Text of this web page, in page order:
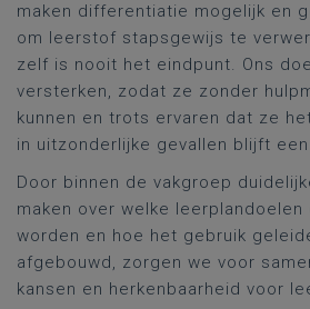
maken differentiatie mogelijk en
om leerstof stapsgewijs te
zelf is nooit het eindpunt. Ons
versterken, zodat ze zonder
kunnen en trots ervaren dat ze
in uitzonderlijke gevallen blijft
Door binnen de vakgroep
maken over welke leerplandoelen
worden en hoe het gebruik
afgebouwd, zorgen we voor
kansen en herkenbaarheid voor